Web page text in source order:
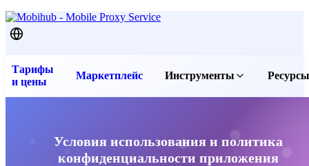
Тарифы
и цены
Маркетплейс Инструменты
Бесплатные прокси
Проверить IP
Скачать приложение
Ресурсы
Условия использования и политика
конфиденциальности приложения